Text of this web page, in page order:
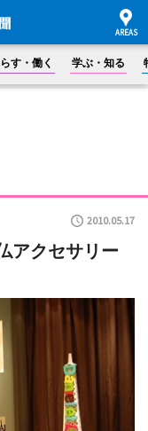
す・働く 学ぶ・知る
2010.05.17
アクセサリー